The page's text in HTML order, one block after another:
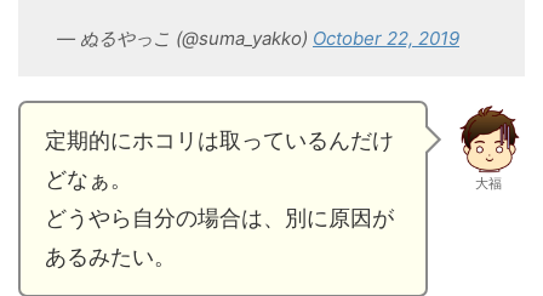
— ぬるやっこ (@suma_yakko) October 22, 2019
定期的にホコリは取っているんだけ
どなぁ。
どうやら自分の場合は、別に原因が
あるみたい。
大福